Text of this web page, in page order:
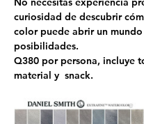
curiosidad de descubrir
color puede abrir un
posibilidades.
Q380 por persona, incluye
material y  snack.